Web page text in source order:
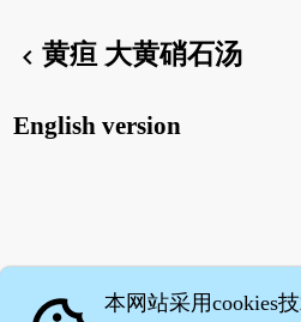
chevron_left黄疸 大黄硝石汤
English version
本网站采用cookies